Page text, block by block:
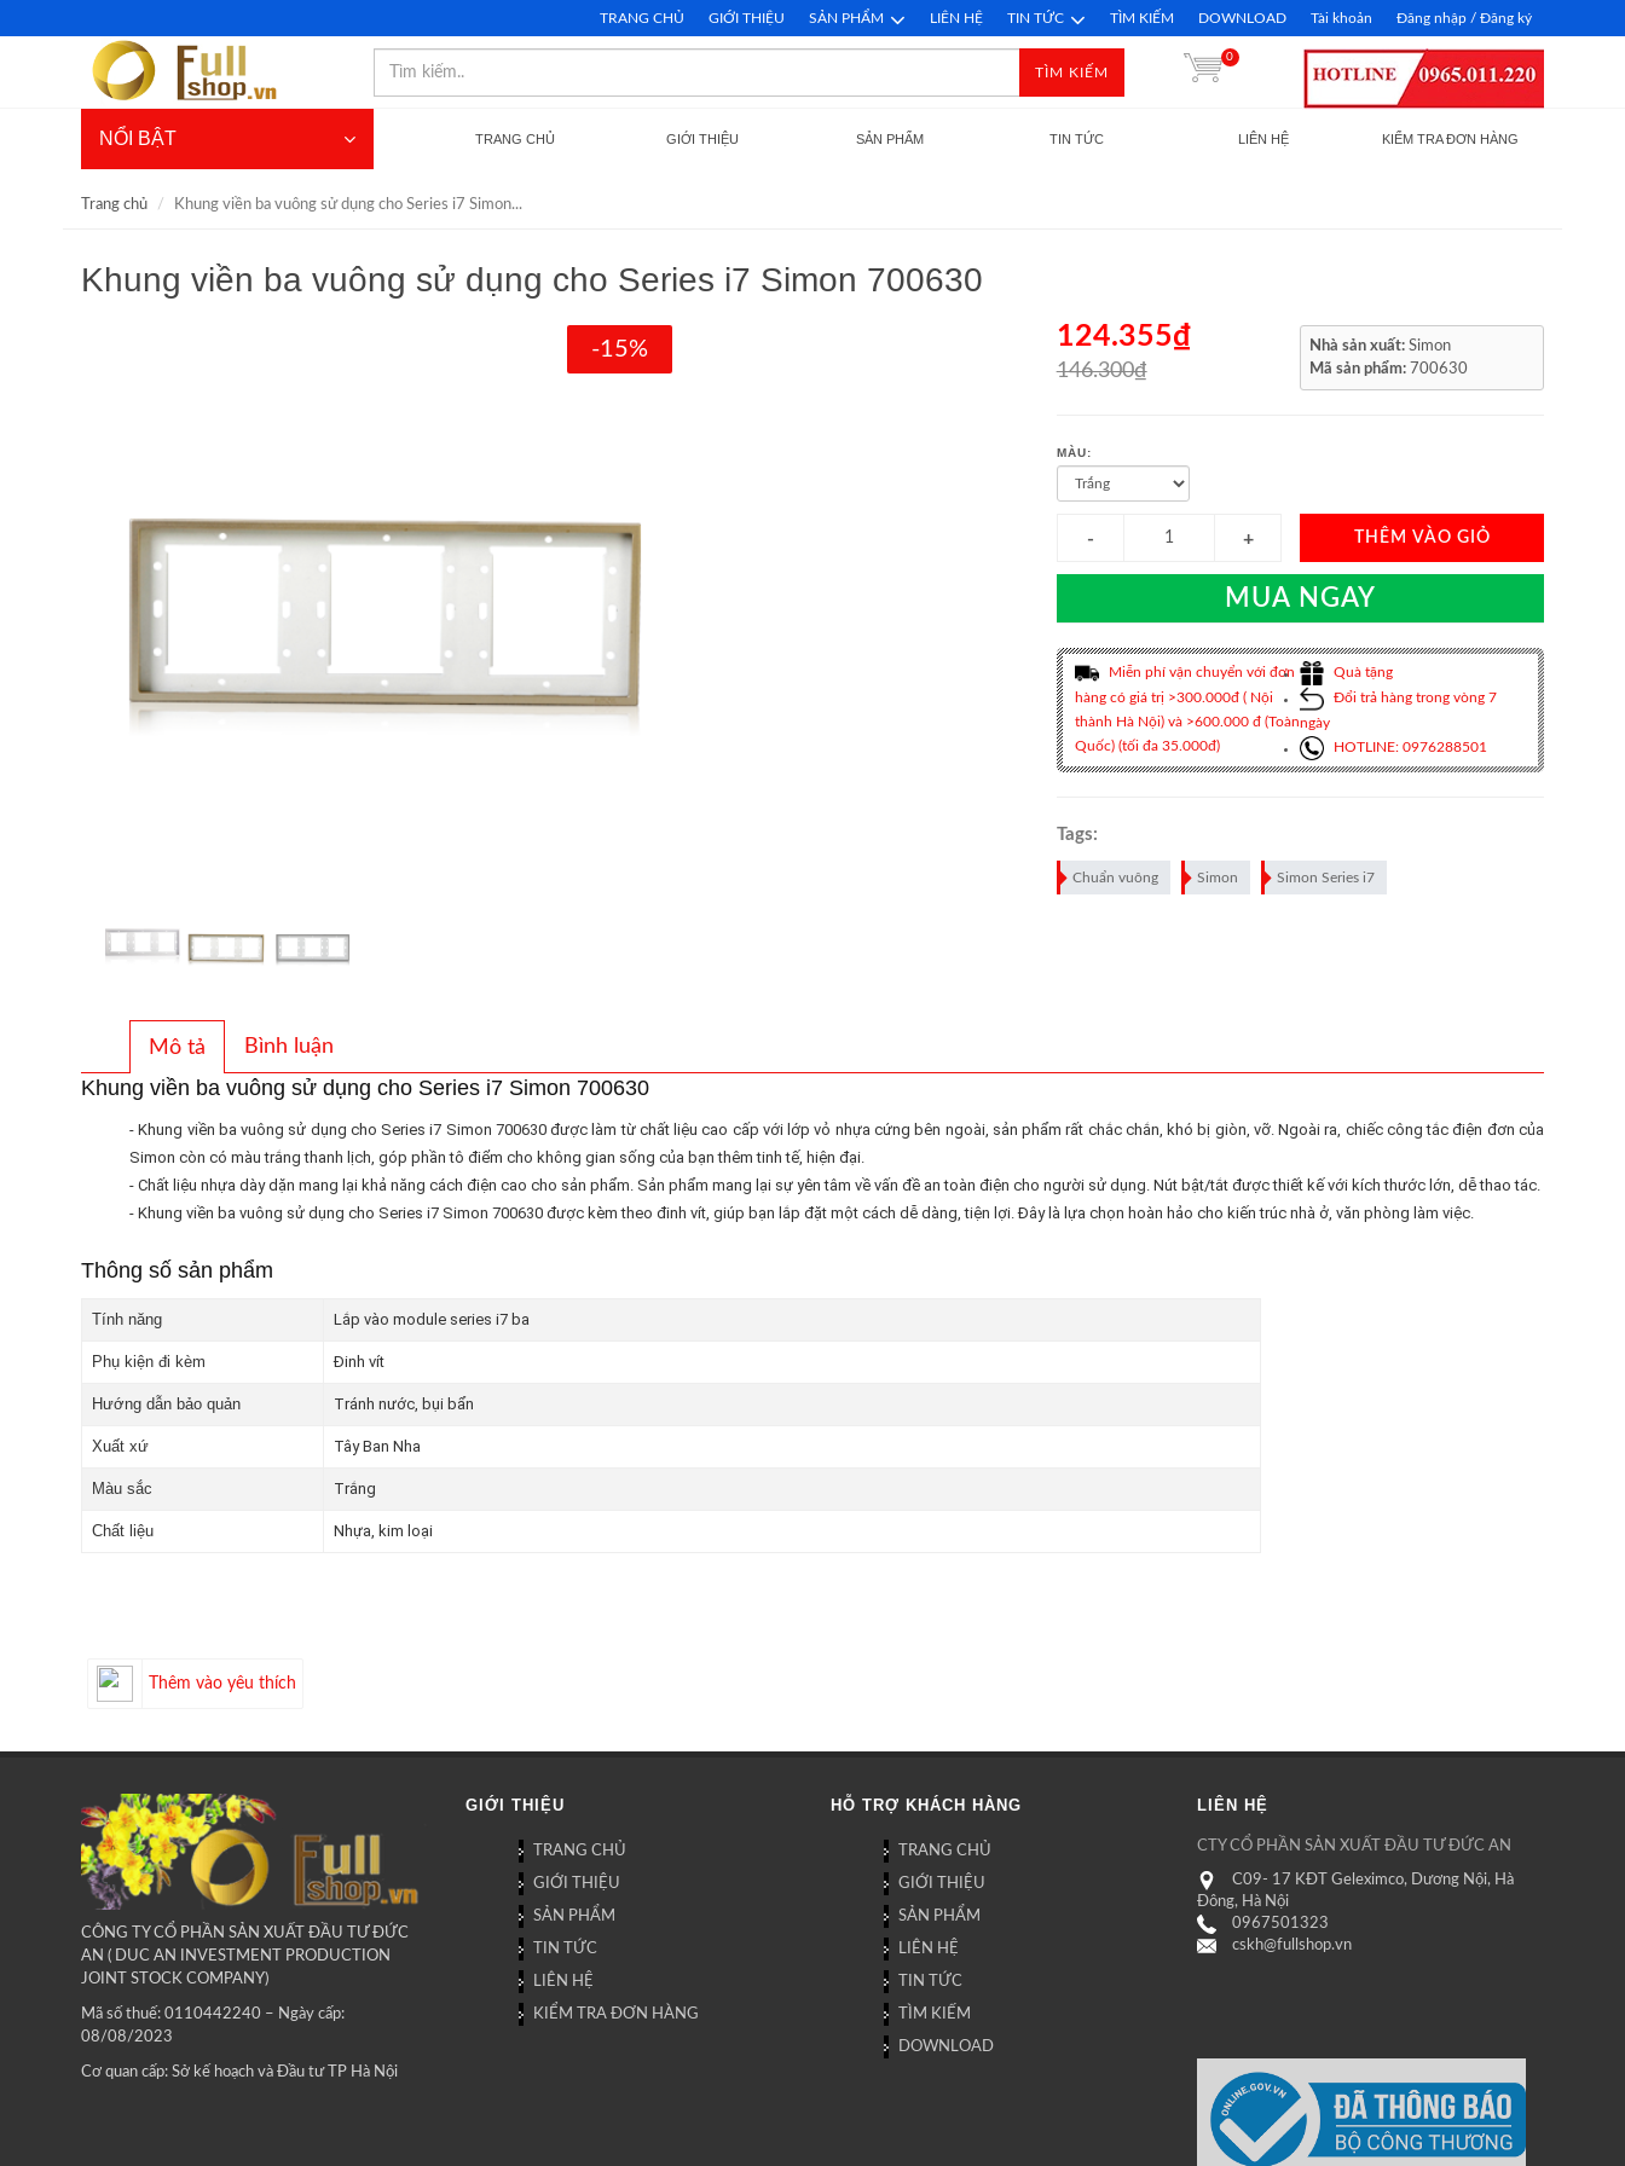
TRANG CHỦ GIỚI THIỆU SẢN PHẨM LIÊN HỆ TIN TỨC TÌM KIẾM DOWNLOAD Tài khoản Đăng nhập / Đăng ký
TÌM KIẾM
0
NỔI BẬT TRANG CHỦ GIỚI THIỆU SẢN PHẨM TIN TỨC LIÊN HỆ KIỂM TRA ĐƠN HÀNG
Trang chủ Khung viền ba vuông sử dụng cho Series i7 Simon...
Khung viền ba vuông sử dụng cho Series i7 Simon 700630
-15% 124.355₫
146.300₫
Nhà sản xuất:Simon
Mã sản phẩm: 700630
MÀU:
THÊM VÀO GIỎ
MUA NGAY
Miễn phí vận chuyển với đơn
hàng có giá trị >300.000đ ( Nội
thành Hà Nội) và >600.000 đ (Toàn
Quốc) (tối đa 35.000đ)
Quà tặng
Đổi trả hàng trong vòng 7
ngày
HOTLINE: 0976288501
Tags:
Chuẩn vuông Simon Simon Series i7
Mô tả Bình luận
Khung viền ba vuông sử dụng cho Series i7 Simon 700630
- Khung viền ba vuông sử dụng cho Series i7 Simon 700630 được làm từ chất liệu cao cấp với lớp vỏ nhựa cứng bên ngoài, sản phẩm rất chắc chắn, khó bị giòn, vỡ. Ngoài ra, chiếc công tắc điện đơn của
Simon còn có màu trắng thanh lịch, góp phần tô điểm cho không gian sống của bạn thêm tinh tế, hiện đại.
- Chất liệu nhựa dày dặn mang lại khả năng cách điện cao cho sản phẩm. Sản phẩm mang lại sự yên tâm về vấn đề an toàn điện cho người sử dụng. Nút bật/tắt được thiết kế với kích thước lớn, dễ thao tác.
- Khung viền ba vuông sử dụng cho Series i7 Simon 700630 được kèm theo đinh vít, giúp bạn lắp đặt một cách dễ dàng, tiện lợi. Đây là lựa chọn hoàn hảo cho kiến trúc nhà ở, văn phòng làm việc.
Thông số sản phẩm
Tính năng Lắp vào module series i7 ba
Phụ kiện đi kèm Đinh vít
Hướng dẫn bảo quản Tránh nước, bụi bẩn
Xuất xứ Tây Ban Nha
Màu sắc Trắng
Chất liệu Nhựa, kim loại
Thêm vào yêu thích
CÔNG TY CỔ PHẦN SẢN XUẤT ĐẦU TƯ ĐỨC
AN ( DUC AN INVESTMENT PRODUCTION
JOINT STOCK COMPANY)
Mã số thuế: 0110442240 – Ngày cấp:
08/08/2023
Cơ quan cấp: Sở kế hoạch và Đầu tư TP Hà Nội
GIỚI THIỆU
TRANG CHỦ
GIỚI THIỆU
SẢN PHẨM
TIN TỨC
LIÊN HỆ
KIỂM TRA ĐƠN HÀNG
HỖ TRỢ KHÁCH HÀNG
TRANG CHỦ
GIỚI THIỆU
SẢN PHẨM
LIÊN HỆ
TIN TỨC
TÌM KIẾM
DOWNLOAD
LIÊN HỆ
CTY CỔ PHẦN SẢN XUẤT ĐẦU TƯ ĐỨC AN
C09- 17 KĐT Geleximco, Dương Nội, Hà
Đông, Hà Nội
0967501323
cskh@fullshop.vn